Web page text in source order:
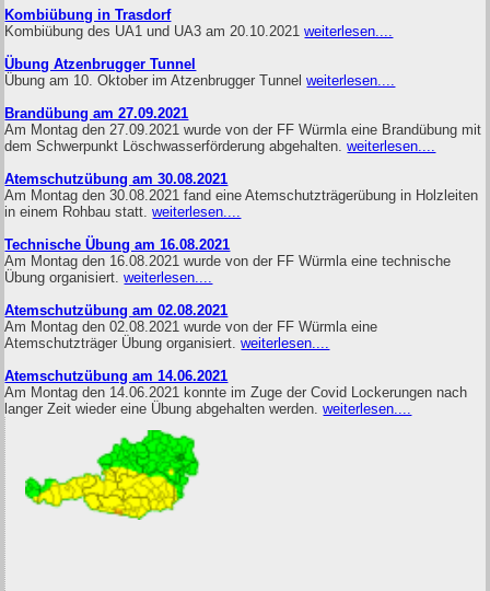
Kombiübung in Trasdorf
Kombiübung des UA1 und UA3 am 20.10.2021weiterlesen....
Übung Atzenbrugger Tunnel
Übung am 10. Oktober im Atzenbrugger Tunnelweiterlesen....
Brandübung am 27.09.2021
Am Montag den 27.09.2021 wurde von der FF Würmla eine Brandübung mit
dem Schwerpunkt Löschwasserförderung abgehalten.weiterlesen....
Atemschutzübung am 30.08.2021
Am Montag den 30.08.2021 fand eine Atemschutzträgerübung in Holzleiten
in einem Rohbau statt.weiterlesen....
Technische Übung am 16.08.2021
Am Montag den 16.08.2021 wurde von der FF Würmla eine technische
Übung organisiert.weiterlesen....
Atemschutzübung am 02.08.2021
Am Montag den 02.08.2021 wurde von der FF Würmla eine
Atemschutzträger Übung organisiert.weiterlesen....
Atemschutzübung am 14.06.2021
Am Montag den 14.06.2021 konnte im Zuge der Covid Lockerungen nach
langer Zeit wieder eine Übung abgehalten werden.weiterlesen....